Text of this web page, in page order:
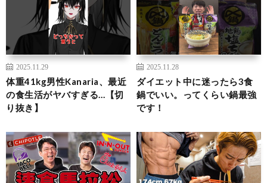
2025.11.29
体重41kg男性Kanaria、最近
の食生活がヤバすぎる…【切
り抜き】
2025.11.28
ダイエット中に迷ったら3食
鍋でいい。ってくらい鍋最強
です！